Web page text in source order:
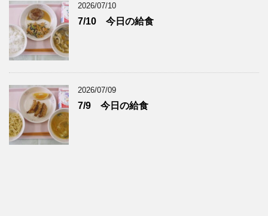
2026/07/10
7/10 今日の給食
2026/07/09
7/9 今日の給食